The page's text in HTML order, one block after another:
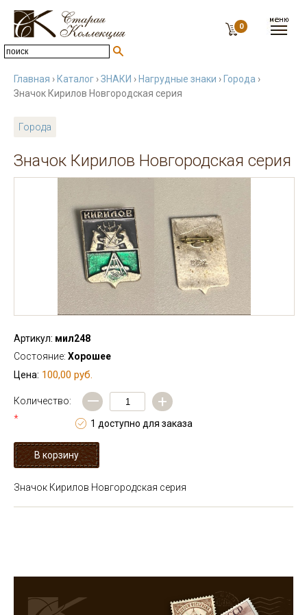
0
Главная › Каталог ›ЗНАКИ › Нагрудные знаки › Города ›
Значок Кирилов Новгородская серия
Города
Значок Кирилов Новгородская серия
Артикул: мил248
Состояние: Хорошее
Цена: 100,00 руб.
Количество:
*
— +
1 доступно для заказа
Значок Кирилов Новгородская серия